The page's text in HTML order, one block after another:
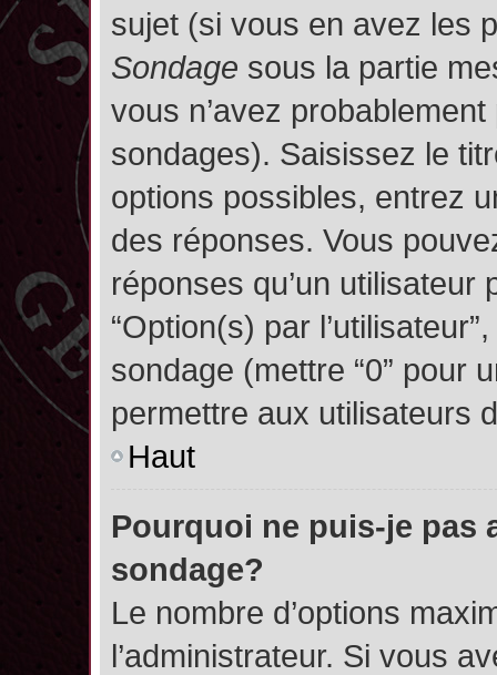
sujet (si vous en avez les
Sondage sous la partie
vous n’avez
sondages). Saisissez le
options possibles, entrez
des réponses. Vous
réponses qu’un
“Option(s) par
sondage (mettre “0” pour
permettre aux utilisateurs
Haut
Pourquoi ne puis-je pas
sondage?
Le nombre d’options
l’administrateur. Si vous